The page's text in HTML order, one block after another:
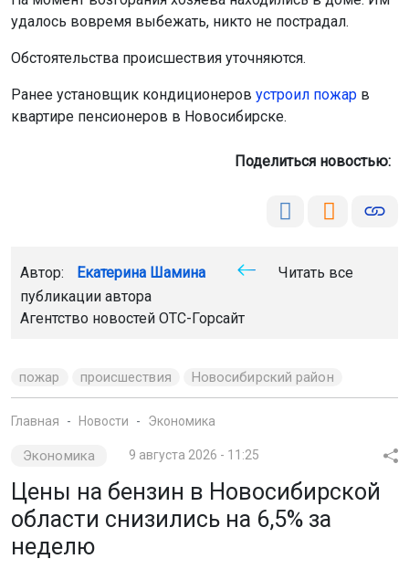
удалось вовремя выбежать, никто не пострадал.
Обстоятельства происшествия уточняются.
Ранее установщик кондиционеров устроил пожар в
квартире пенсионеров в Новосибирске.
Поделиться новостью:
Автор: Екатерина Шамина
Читать все
публикации автора
Агентство новостей ОТС-Горсайт
пожар происшествия Новосибирский район
Главная Новости Экономика
Экономика 9 августа 2026 - 11:25
Цены на бензин в Новосибирской
области снизились на 6,5% за
неделю